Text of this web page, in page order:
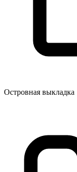
Островная выкладка